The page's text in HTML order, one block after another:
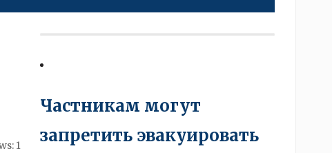
1
Частникам могут
запретить эвакуировать